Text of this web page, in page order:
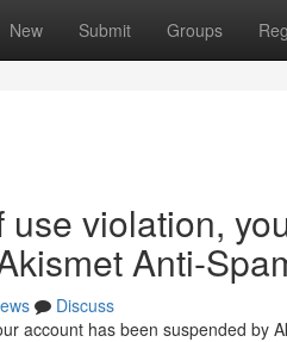
New Submit Groups
use violation,
Anti-
Discuss
account has been suspended by